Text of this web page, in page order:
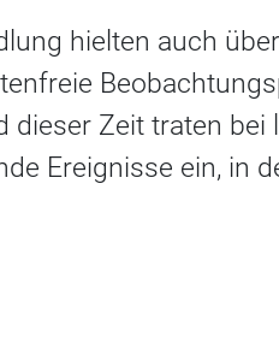
hielten auch
Zeit traten bei
Ereignisse ein, in